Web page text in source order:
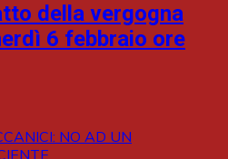
della vergogna
6 febbraio ore